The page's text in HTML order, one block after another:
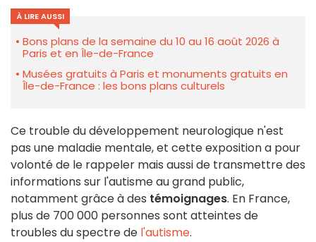
À LIRE AUSSI
Bons plans de la semaine du 10 au 16 août 2026 à
Paris et en Île-de-France
Musées gratuits à Paris et monuments gratuits en
Île-de-France : les bons plans culturels
Ce trouble du développement neurologique n'est
pas une maladie mentale, et cette exposition a pour
volonté de le rappeler mais aussi de transmettre des
informations sur l'autisme au grand public,
notamment grâce à des témoignages. En France,
plus de 700 000 personnes sont atteintes de
troubles du spectre de l'autisme.